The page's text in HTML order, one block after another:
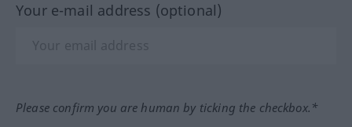
Your e-mail address (optional)
Please confirm you are human by ticking the checkbox.*